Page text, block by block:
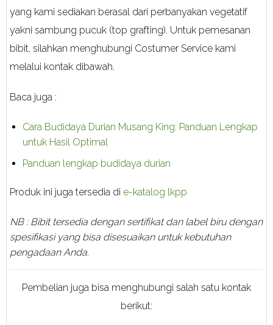
yang kami sediakan berasal dari perbanyakan vegetatif
yakni sambung pucuk (top grafting). Untuk pemesanan
bibit, silahkan menghubungi Costumer Service kami
melalui kontak dibawah.
Baca juga :
Cara Budidaya Durian Musang King: Panduan Lengkap
untuk Hasil Optimal
Panduan lengkap budidaya durian
Produk ini juga tersedia di e-katalog lkpp
NB : Bibit tersedia dengan sertifikat dan label biru dengan
spesifikasi yang bisa disesuaikan untuk kebutuhan
pengadaan Anda.
Pembelian juga bisa menghubungi salah satu kontak
berikut: